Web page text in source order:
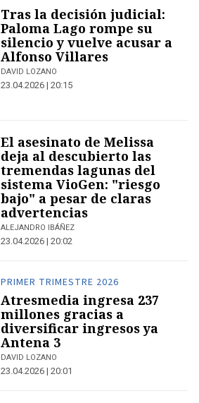
Tras la decisión judicial:
Paloma Lago rompe su
silencio y vuelve acusar a
Alfonso Villares
DAVID LOZANO
23.04.2026 | 20:15
El asesinato de Melissa
deja al descubierto las
tremendas lagunas del
sistema VioGen: "riesgo
bajo" a pesar de claras
advertencias
ALEJANDRO IBÁÑEZ
23.04.2026 | 20:02
PRIMER TRIMESTRE 2026
Atresmedia ingresa 237
millones gracias a
diversificar ingresos ya
Antena 3
DAVID LOZANO
23.04.2026 | 20:01